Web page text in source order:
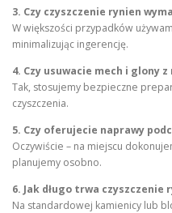
3. Czy czyszczenie rynien
W większości przypadków
minimalizując ingerencję.
4. Czy usuwacie mech i glony z
Tak, stosujemy bezpieczne
czyszczenia.
5. Czy oferujecie naprawy
Oczywiście – na miejscu
planujemy osobno.
6. Jak długo trwa czyszczenie
Na standardowej kamienicy lub